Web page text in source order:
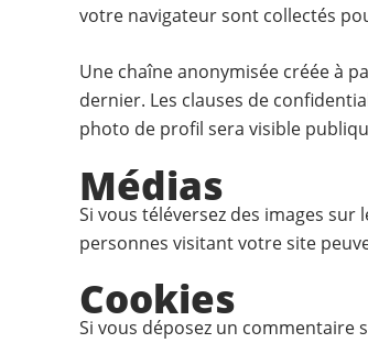
votre navigateur sont collectés
Une chaîne anonymisée créée à
dernier. Les clauses de
photo de profil sera visible
Médias
Si vous téléversez des images sur
personnes visitant votre site
Cookies
Si vous déposez un commentaire